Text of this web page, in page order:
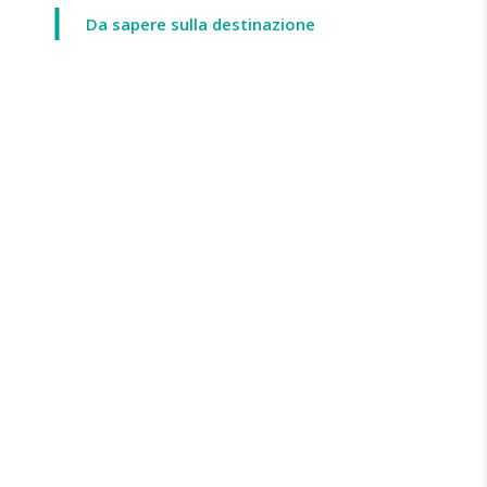
Da sapere sulla destinazione